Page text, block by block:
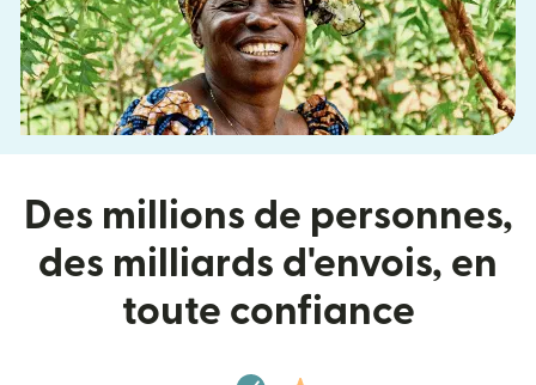
Des millions de personnes,
des milliards d'envois, en
toute confiance